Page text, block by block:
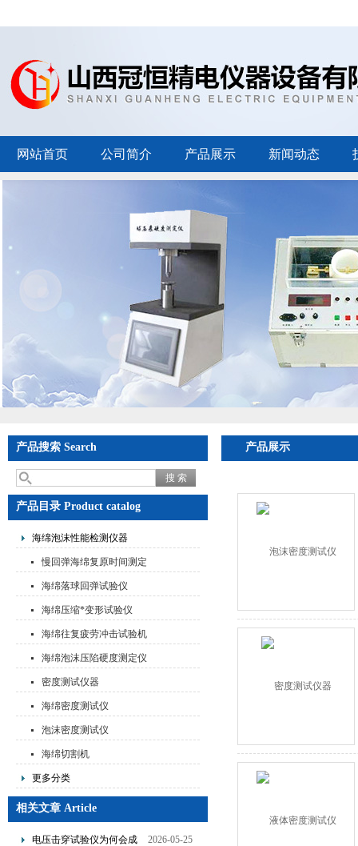
网站首页 公司简介 产品展示 新闻动态
产品搜索 Search
产品目录 Product catalog
海绵泡沫性能检测仪器
慢回弹海绵复原时间测定
仪
海绵落球回弹试验仪
海绵压缩*变形试验仪
海绵往复疲劳冲击试验机
海绵泡沫压陷硬度测定仪
密度测试仪器
海绵密度测试仪
泡沫密度测试仪
海绵切割机
更多分类
相关文章 Article
电压击穿试验仪为何会成
2026-05-25
产品展示